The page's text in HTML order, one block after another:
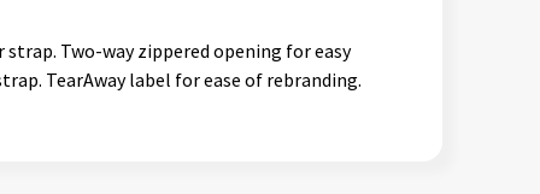
Two-way zippered opening for easy
TearAway label for ease of rebranding.